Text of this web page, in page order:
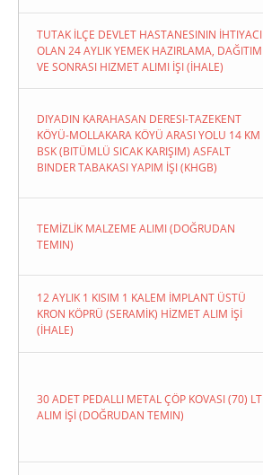
TUTAK İLÇE DEVLET HASTANESININ İHTIYACI
OLAN 24 AYLIK YEMEK HAZIRLAMA, DAĞITIM
VE SONRASI HIZMET ALIMI İŞI (İHALE)
DIYADIN KARAHASAN DERESI-TAZEKENT
KÖYÜ-MOLLAKARA KÖYÜ ARASI YOLU 14 KM
BSK (BITÜMLÜ SICAK KARIŞIM) ASFALT
BINDER TABAKASI YAPIM İŞI (KHGB)
TEMİZLİK MALZEME ALIMI (DOĞRUDAN
TEMIN)
12 AYLIK 1 KISIM 1 KALEM İMPLANT ÜSTÜ
KRON KÖPRÜ (SERAMİK) HİZMET ALIM İŞİ
(İHALE)
30 ADET PEDALLI METAL ÇÖP KOVASI (70) LT
ALIM İŞİ (DOĞRUDAN TEMIN)